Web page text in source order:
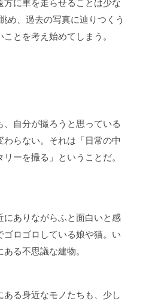
方に車を走らせることは少な
め、過去の写真に辿りつくう
とを考え始めてしまう。
、自分が撮ろうと思っている
わらない。それは「日常の中
ーを撮る」ということだ。
にありながらふと面白いと感
ゴロゴロしている娘や猫。い
る不思議な建物。
ある身近なモノたちも、少し